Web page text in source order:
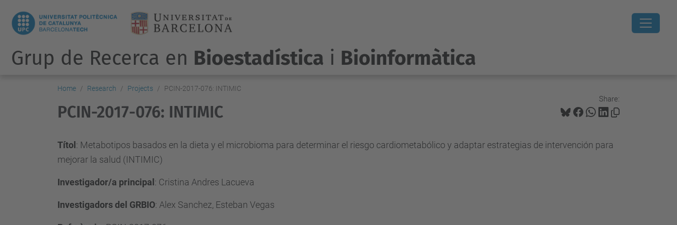
Grup de Recerca en Bioestadística i Bioinformàtica
Home Research Projects PCIN-2017-076: INTIMIC
Share:
PCIN-2017-076: INTIMIC
Títol : Metabotipos basados en la dieta y el microbioma para determinar el riesgo cardiometabólico y adaptar estrategias de intervención para
mejorar la salud (INTIMIC)
Investigador/a principal : Cristina Andres Lacueva
Investigadors del GRBIO: Alex Sanchez, Esteban Vegas